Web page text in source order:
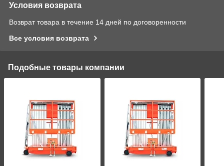
Условия возврата
Возврат товара в течение 14 дней по договоренности
Все условия возврата
Подобные товары компании